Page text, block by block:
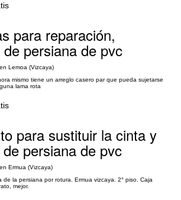
para reparación,
persiana de pvc
Lemoa (Vizcaya)
mismo tiene un arreglo casero par que pueda sujetarse
lama rota
para sustituir la cinta y
persiana de pvc
Ermua (Vizcaya)
de la persiana por rotura. Ermua vizcaya. 2° piso. Caja
mejor.